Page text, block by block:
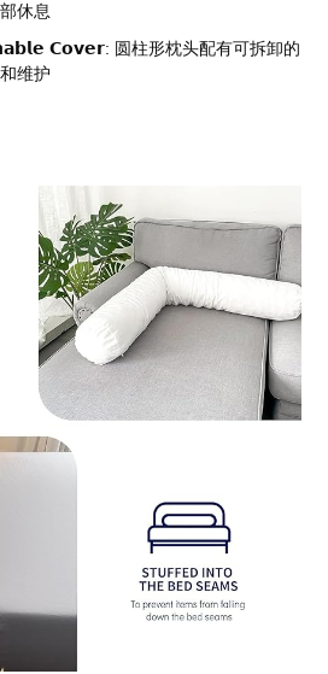
休息
𝗖𝗼𝘃𝗲𝗿: 圆柱形枕头配有可拆卸的
维护